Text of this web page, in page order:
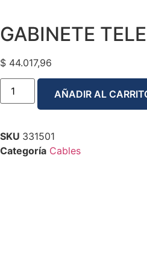
GABINETE
$ 44.017,96
AÑADIR AL
SKU 331501
Categoría Cables